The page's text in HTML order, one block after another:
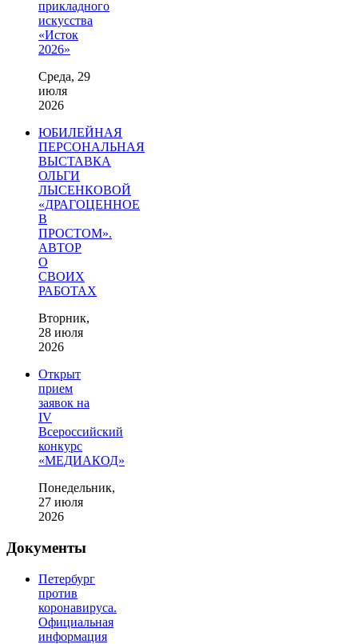
прикладного
искусства
«Исток
2026»
Среда, 29
июля
2026
ЮБИЛЕЙНАЯ
ПЕРСОНАЛЬНАЯ
ВЫСТАВКА
ОЛЬГИ
ЛЫСЕНКОВОЙ
«ДРАГОЦЕННОЕ
В
ПРОСТОМ».
АВТОР
О
СВОИХ
РАБОТАХ
Вторник,
28 июля
2026
Открыт
прием
заявок на
IV
Всероссийский
конкурс
«МЕДИАКОД»
Понедельник,
27 июля
2026
Документы
Петербург
против
коронавируса.
Официальная
информация